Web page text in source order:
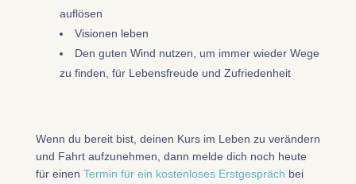
auflösen
Visionen leben
Den guten Wind nutzen, um immer wieder Wege
zu finden, für Lebensfreude und Zufriedenheit
Wenn du bereit bist, deinen Kurs im Leben zu verändern
und Fahrt aufzunehmen, dann melde dich noch heute
für einen Termin für ein kostenloses Erstgespräch bei